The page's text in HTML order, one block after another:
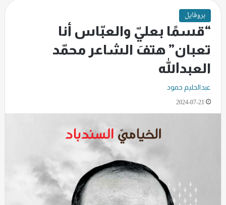
بروفايل
“قسمًا بعليّ والعبّاس أنا
تعبان” هتفَ الشاعر محمّد
العبدالله
عبدالحليم حمود
2024-07-21